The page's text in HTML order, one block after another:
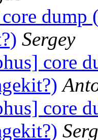
dump
Sergey
core
core